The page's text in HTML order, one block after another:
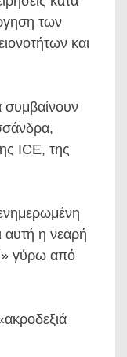
των
και
ICE, της
αυτή η νεαρή
γύρω από